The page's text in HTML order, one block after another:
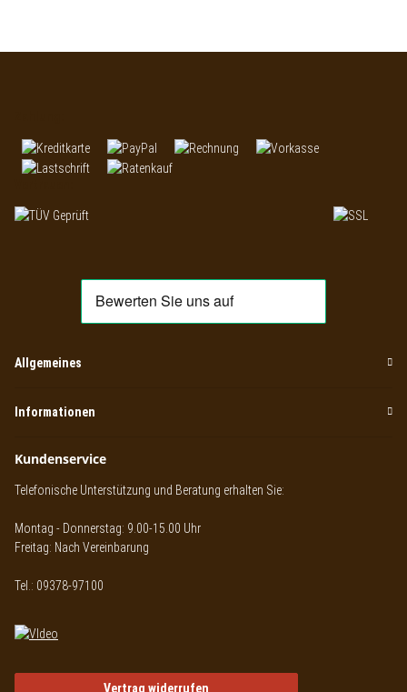
Allgemeines
Informationen
Kundenservice
Telefonische Unterstützung und Beratung erhalten Sie:
Montag - Donnerstag: 9.00-15.00 Uhr
Freitag: Nach Vereinbarung
Tel.: 09378-97100
Vertrag widerrufen